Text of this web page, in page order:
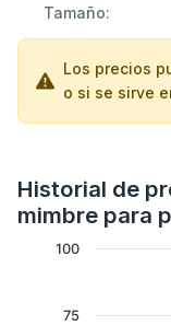
Tamaño:
Los precios
o si se sirve
Historial de
mimbre para
75
100